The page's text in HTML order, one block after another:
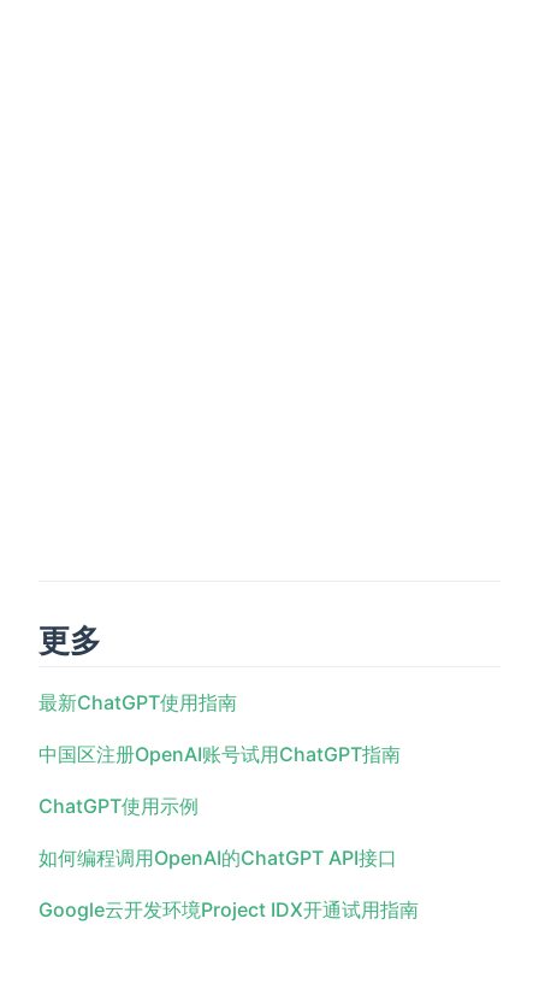
更多
最新ChatGPT使用指南
中国区注册OpenAI账号试用ChatGPT指南
ChatGPT使用示例
如何编程调用OpenAI的ChatGPT API接口
Google云开发环境Project IDX开通试用指南